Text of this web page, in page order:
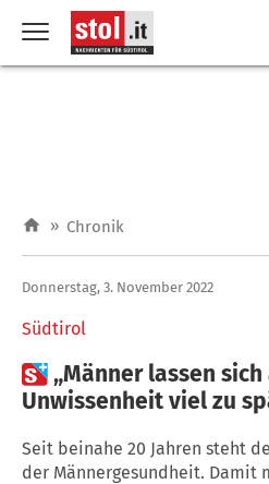
» Chronik
Südtirol
Donnerstag, 3. November 2022
„Männer lassen
Unwissenheit viel zu
Seit beinahe 20 Jahren steht
der Männergesundheit. Damit